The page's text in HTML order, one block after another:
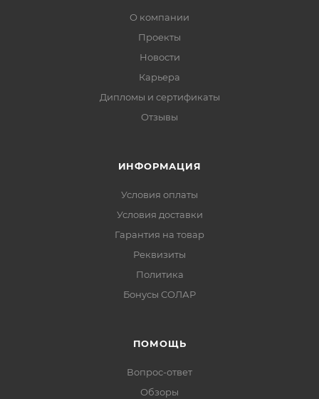
О компании
Проекты
Новости
Карьера
Дипломы и сертификаты
Отзывы
ИНФОРМАЦИЯ
Условия оплаты
Условия доставки
Гарантия на товар
Реквизиты
Политика
Бонусы СОЛАР
ПОМОЩЬ
Вопрос-ответ
Обзоры